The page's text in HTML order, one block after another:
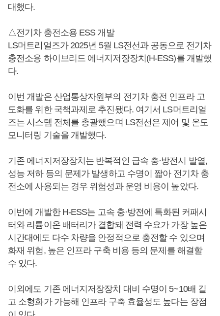
대했다.
△전기차 충전소용 ESS 개발
LS머트리얼즈가 2025년 5월 LS전선과 공동으로 전기차
충전소용 하이브리드 에너지저장장치(H-ESS)를 개발했
다.
이번 개발은 산업통상자원부의 전기차 충전 인프라 고
도화를 위한 국책과제로 추진됐다. 여기서 LS머트리얼
즈는 시스템 전체를 총괄했으며 LS전선은 제어 및 온도
모니터링 기술을 개발했다.
기존 에너지저장장치는 반복적인 급속 충·방전시 발열,
성능 저하 등의 문제가 발생하고 수명이 짧아 전기차 충
전소에 사용되는 경우 위험성과 운영 비용이 높았다.
이번에 개발한 H-ESS는 고속 충·방전에 특화된 커패시
터와 리튬이온 배터리가 결합돼 전력 수요가 가장 높은
시간대에도 다수 차량을 안정적으로 충전할 수 있으며
화재 위험, 높은 인프라 구축 비용 등의 문제를 해결할
수 있다.
이외에도 기존 에너지저장장치 대비 수명이 5~10배 길
고 소형화가 가능해 인프라 구축 효율성도 높다는 장점